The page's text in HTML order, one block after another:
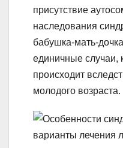
присутствие
наследования
бабушка-мать-
единичные случаи,
происходит
молодого возраста.